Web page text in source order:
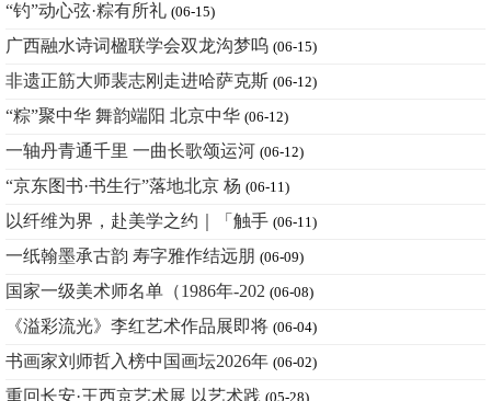
“钓”动心弦·粽有所礼 (06-15)
广西融水诗词楹联学会双龙沟梦呜 (06-15)
非遗正筋大师裴志刚走进哈萨克斯 (06-12)
“粽”聚中华 舞韵端阳 北京中华 (06-12)
一轴丹青通千里 一曲长歌颂运河 (06-12)
“京东图书·书生行”落地北京 杨 (06-11)
以纤维为界，赴美学之约｜「触手 (06-11)
一纸翰墨承古韵 寿字雅作结远朋 (06-09)
国家一级美术师名单（1986年-202 (06-08)
《溢彩流光》李红艺术作品展即将 (06-04)
书画家刘师哲入榜中国画坛2026年 (06-02)
重回长安·王西京艺术展 以艺术践 (05-28)